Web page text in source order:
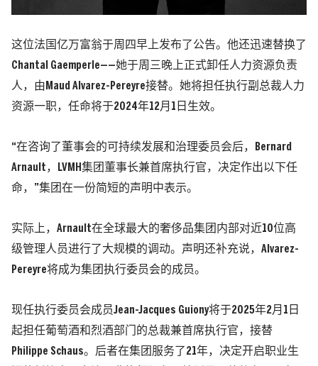
这位法国亿万富翁于周四早上发布了公告。他还迅速替换了
Chantal Gaemperle——她于周三晚上正式卸任人力资源负责
人，由Maud Alvarez-Pereyre接替。她将担任执行副总裁人力
资源一职，任命将于2024年12月1日生效。
“在咨询了董事会的可持续发展和治理委员会后，Bernard
Arnault，LVMH集团董事长兼首席执行官，决定作出以下任
命，”集团在一份简短的声明中表示。
实际上，Arnault在全球最大的奢侈品集团内部对近10位高
级管理人员进行了大规模的调动。声明还补充说，Alvarez-
Pereyre将成为集团执行委员会的成员。
现任执行委员会成员Jean-Jacques Guiony将于2025年2月1日
起担任葡萄酒和烈酒部门的总裁兼首席执行官，接替
Philippe Schaus。后者在集团服务了21年，决定开启职业生